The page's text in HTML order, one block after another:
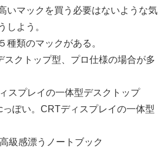
いマックを買う必要はないような気
しよう。
種類のマックがある。
クトップ型、プロ仕様の場合が多
スプレイの一体型デスクトップ
ぽい。CRTディスプレイの一体型
級感漂うノートブック